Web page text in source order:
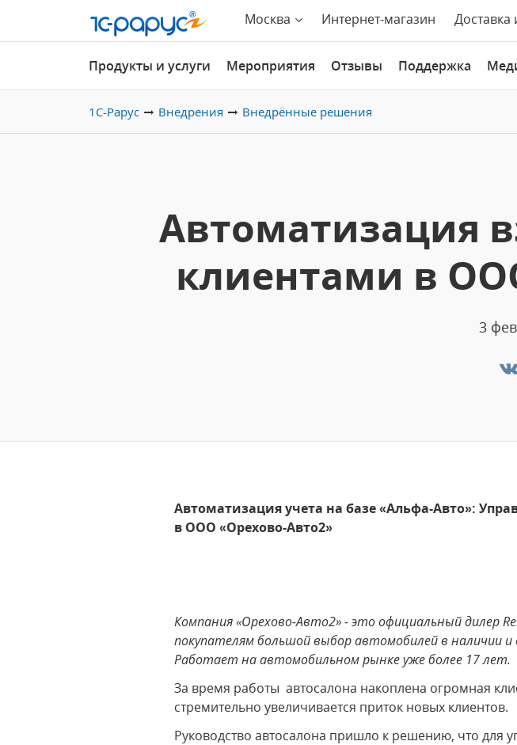
Москва Интернет-магазин Доставка
Продукты и услуги Мероприятия Отзывы Поддержка
1С-Рарус Внедрения Внедрённые решения
Автоматизация
клиентами в
3
Автоматизация учета на базе «Альфа-Авто»:
в ООО «Орехово-Авто2»
Компания «Орехово-Авто2» - это официальный дилер
покупателям большой выбор автомобилей в наличии и
Работает на автомобильном рынке уже более 17 лет.
За время работы автосалона накоплена огромная
стремительно увеличивается приток новых клиентов.
Руководство автосалона пришло к решению, что для